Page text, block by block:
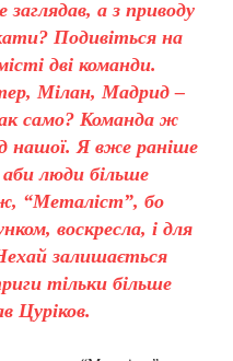
заглядав, а з приводу
Подивіться на
дві команди.
Мілан, Мадрид –
само? Команда ж
нашої. Я вже раніше
люди більше
“Металіст”, бо
воскресла, і для
залишається
тільки більше
Цуріков.